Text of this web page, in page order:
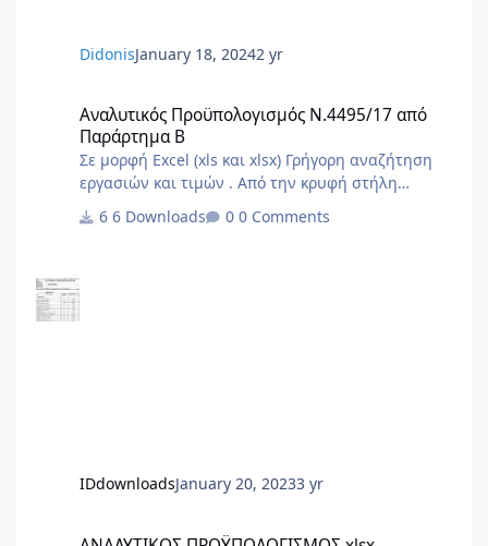
DidonisJanuary 18, 20242 yr
Αναλυτικός Προϋπολογισμός Ν.4495/17 από
Παράρτημα Β
Σε μορφή Excel (xls και xlsx) Γρήγορη αναζήτηση
εργασιών και τιμών . Από την κρυφή στήλη
φίλτρου Α επιλέγουμε το είδος εργασίας της
δήλωσής μας . Στο τέλος από την στήλη φίλτρου
6 Downloads 0 Comments
IDdownloadsJanuary 20, 20233 yr